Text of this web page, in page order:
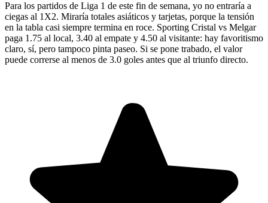
Para los partidos de Liga 1 de este fin de semana, yo no entraría a
ciegas al 1X2. Miraría totales asiáticos y tarjetas, porque la tensión
en la tabla casi siempre termina en roce. Sporting Cristal vs Melgar
paga 1.75 al local, 3.40 al empate y 4.50 al visitante: hay favoritismo
claro, sí, pero tampoco pinta paseo. Si se pone trabado, el valor
puede correrse al menos de 3.0 goles antes que al triunfo directo.